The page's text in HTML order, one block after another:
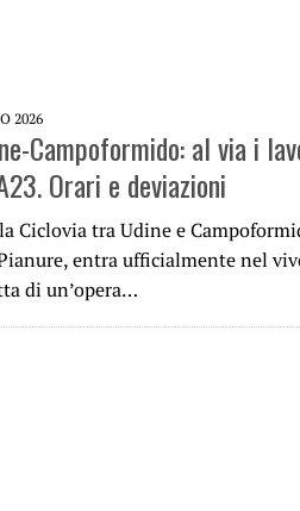
2026
Campoformido: al via i
Orari e deviazioni
Ciclovia tra Udine e
entra ufficialmente nel
di un’opera…